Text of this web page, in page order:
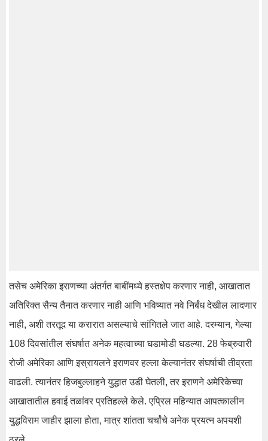
तसेच अमेरिका इराणच्या अंतर्गत बाबींमध्ये हस्तक्षेप करणार नाही, आखातात
अतिरिक्त सैन्य तैनात करणार नाही आणि भविष्यात नवे निर्बंध देखील लादणार
नाही, अशी तरतूद या करारात असल्याचे सांगितले जात आहे. दरम्यान, गेल्या
108 दिवसांतील संघर्षात अनेक महत्वाच्या घडामोडी घडल्या. 28 फेब्रुवारी
रोजी अमेरिका आणि इस्रायलने इराणवर हल्ला केल्यानंतर संघर्षाची तीव्रता
वाढली. त्यानंतर हिजबुल्लाहने युद्धात उडी घेतली, तर इराणने अमेरिकेच्या
आखातातील हवाई तळांवर प्रतिहल्ले केले. एप्रिल महिन्यात आपत्कालीन
युद्धविराम जाहीर झाला होता, मात्र शांतता चर्चांचे अनेक प्रयत्न अपयशी